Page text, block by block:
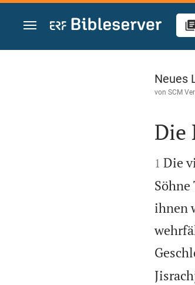
Zum Inhalt springen
Neues
von SCM

Die

1 Die
Söhne
ihnen